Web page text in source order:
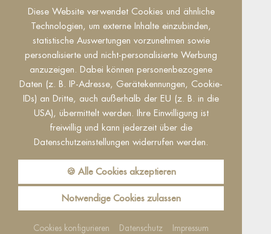
Diese Website verwendet Cookies und ähnliche
Technologien, um externe Inhalte einzubinden,
statistische Auswertungen vorzunehmen sowie
personalisierte und nicht-personalisierte Werbung
anzuzeigen. Dabei können personenbezogene
Daten (z. B. IP-Adresse, Gerätekennungen, Cookie-
IDs) an Dritte, auch außerhalb der EU (z. B. in die
USA), übermittelt werden. Ihre Einwilligung ist
freiwillig und kann jederzeit über die
Datenschutzeinstellungen widerrufen werden.
🍪 Alle Cookies akzeptieren
Notwendige Cookies zulassen
Cookies konfigurieren Datenschutz Impressum
Dieser Inhalt ist nur sichtbar wenn Sie Cookies
von "Facebook" akzeptieren.
Akzeptieren Einstellungen
Reguest Messenger
Wenn Sie den Messenger nutzen möchten
müssen Sie die Cookies von Reguest